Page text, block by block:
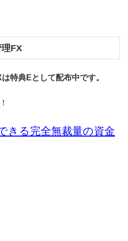
FX
特典Eとして配布中です。
きる完全無裁量の資金